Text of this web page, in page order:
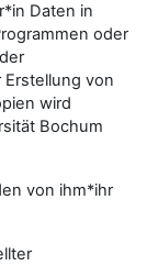
Daten in
oder
von
wird
Bochum
von ihm*ihr